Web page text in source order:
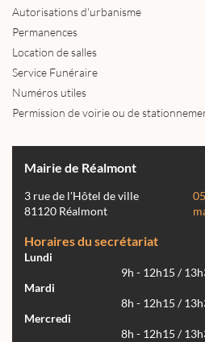
Autorisations d'urbanisme
Permanences
Location de salles
Service Funéraire
Numéros utiles
Permission de voirie ou de
Mairie de Réalmont
3 rue de l'Hôtel de ville
81120 Réalmont
Horaires du secrétariat
Lundi
9h - 12h15 /
Mardi
8h - 12h15 /
Mercredi
8h - 12h15 /